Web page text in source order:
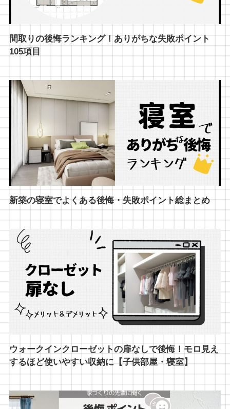
間取りの後悔ランキング！ありがちな失敗ポイント
105項目
新築の寝室でよくある後悔・失敗ポイント総まとめ
ウォークインクローゼットの扉なしで後悔！モロ見え
するほど使いやすい収納に【子供部屋・寝室】